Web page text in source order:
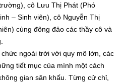
cô Lưu Thị Phát (Phó
– Sinh viên), cô Nguyễn Thị
cùng đông đảo các thầy cô và
ngoài trời với quy mô lớn, các
tiết mục của mình một cách
gian sân khấu. Từng cử chỉ,